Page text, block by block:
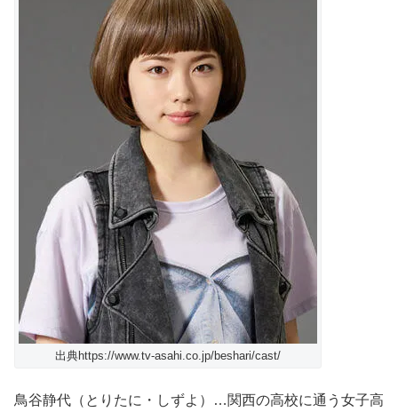
出典https://www.tv-asahi.co.jp/beshari/cast/
鳥谷静代（とりたに・しずよ）…関西の高校に通う女子高